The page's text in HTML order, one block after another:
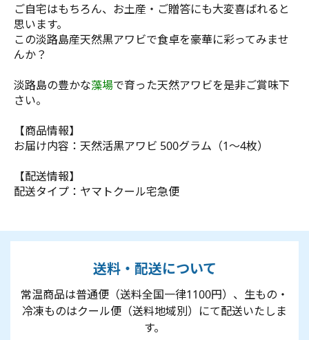
ご自宅はもちろん、お土産・ご贈答にも大変喜ばれると
思います。
この淡路島産天然黒アワビで食卓を豪華に彩ってみませ
んか？
淡路島の豊かな藻場で育った天然アワビを是非ご賞味下
さい。
【商品情報】
お届け内容：天然活黒アワビ 500グラム（1～4枚）
【配送情報】
配送タイプ：ヤマトクール宅急便
送料・配送について
常温商品は普通便（送料全国一律1100円）、生もの・
冷凍ものはクール便（送料地域別）にて配送いたしま
す。